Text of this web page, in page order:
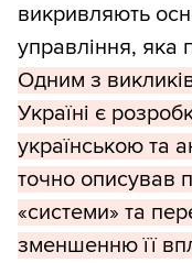
викривляють
управління, яка
Одним з
Україні є
українською та
точно описував
«системи» та
зменшенню її